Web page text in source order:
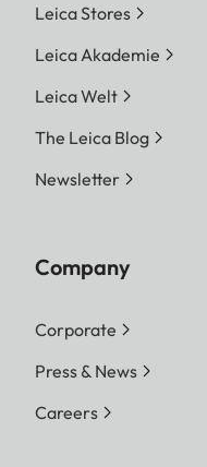
Leica Stores
Leica Akademie
Leica Welt
The Leica Blog
Newsletter
Company
Corporate
Press & News
Careers